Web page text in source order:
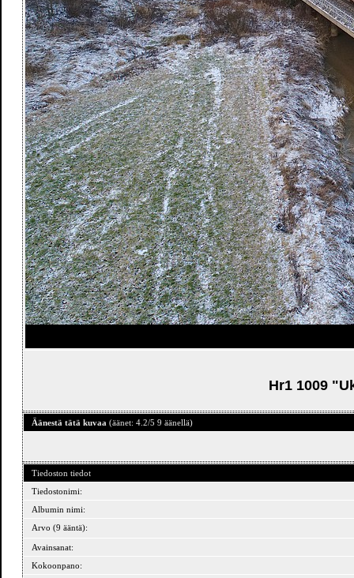
Hr1 1009
Äänestä tätä kuvaa (äänet: 4.2/5 9 äänellä)
Tiedoston tiedot
Tiedostonimi:
Albumin nimi:
Arvo (9 ääntä):
Avainsanat:
Kokoonpano: